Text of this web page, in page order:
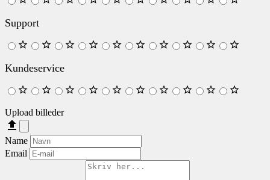
Support
Kundeservice
Upload billeder
Name
Email